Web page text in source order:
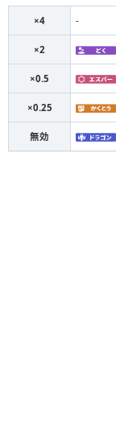
攻撃
防御 84
特攻 106
特防 95
素早さ 101
×4 -
×2
×0.5
×0.25
無効